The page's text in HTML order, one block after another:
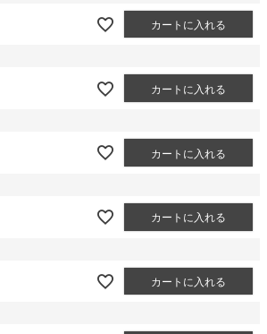
カートに入れる
カートに入れる
カートに入れる
カートに入れる
カートに入れる